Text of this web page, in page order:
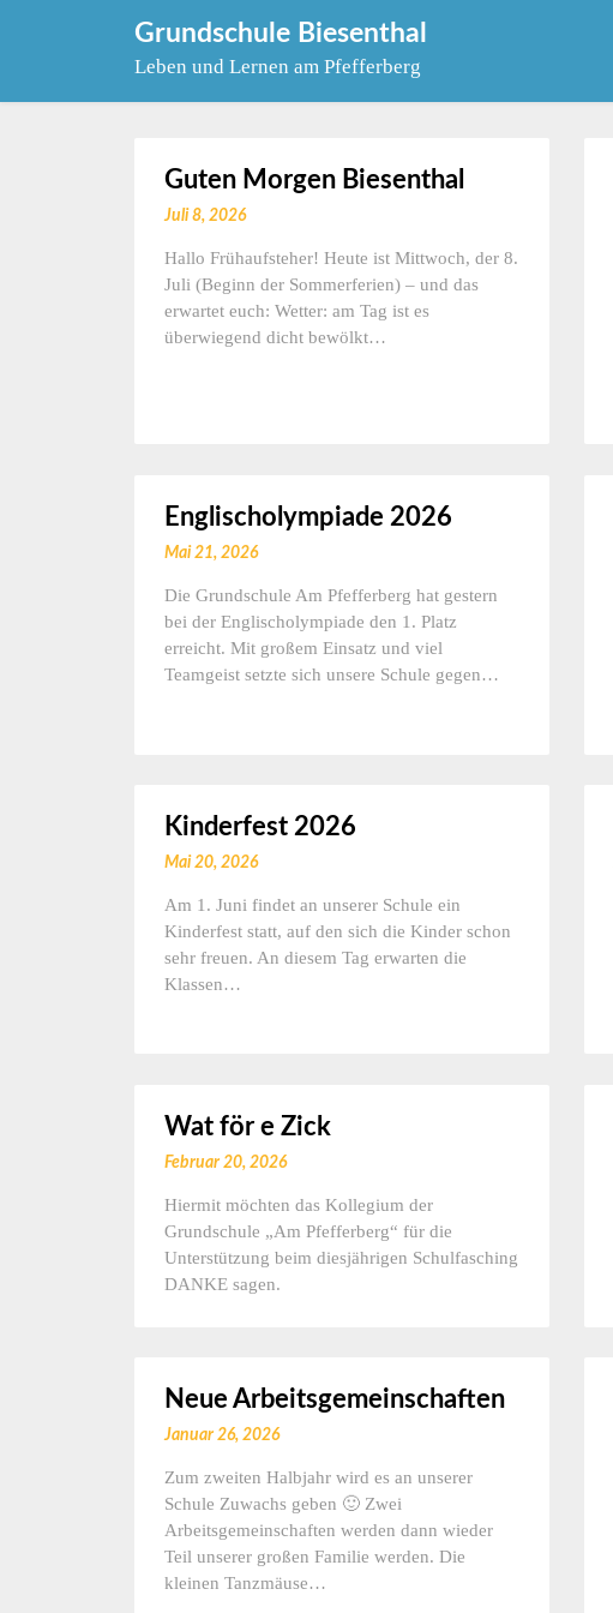
Grundschule Biesenthal
Leben und Lernen am Pfefferberg
Guten Morgen Biesenthal
Juli 8, 2026
Hallo Frühaufsteher! Heute ist Mittwoch, der 8.
Juli (Beginn der Sommerferien) – und das
erwartet euch: Wetter: am Tag ist es
überwiegend dicht bewölkt…
Englischolympiade 2026
Mai 21, 2026
Die Grundschule Am Pfefferberg hat gestern
bei der Englischolympiade den 1. Platz
erreicht. Mit großem Einsatz und viel
Teamgeist setzte sich unsere Schule gegen…
Kinderfest 2026
Mai 20, 2026
Am 1. Juni findet an unserer Schule ein
Kinderfest statt, auf den sich die Kinder schon
sehr freuen. An diesem Tag erwarten die
Klassen…
Wat för e Zick
Februar 20, 2026
Hiermit möchten das Kollegium der
Grundschule „Am Pfefferberg“ für die
Unterstützung beim diesjährigen Schulfasching
DANKE sagen.
Neue Arbeitsgemeinschaften
Januar 26, 2026
Zum zweiten Halbjahr wird es an unserer
Schule Zuwachs geben 🙂 Zwei
Arbeitsgemeinschaften werden dann wieder
Teil unserer großen Familie werden. Die
kleinen Tanzmäuse…